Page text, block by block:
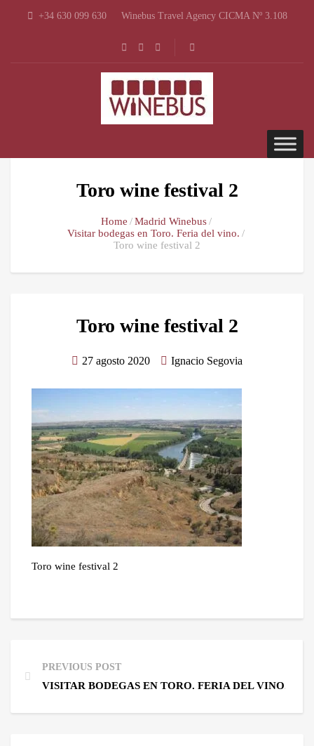
+34 630 099 630 Winebus Travel Agency CICMA Nº 3.108
Toro wine festival 2
Home
Madrid Winebus
Visitar bodegas en Toro. Feria del vino.
Toro wine festival 2
Toro wine festival 2
27 agosto 2020 Ignacio Segovia
Toro wine festival 2
PREVIOUS POST
VISITAR BODEGAS EN TORO. FERIA DEL VINO.